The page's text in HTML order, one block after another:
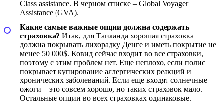
Сlass assistance. В черном списке – Global Voyager
Assistance (GVA).
Какие самые важные опции должна содержать
страховка? Итак, для Таиланда хорошая страховка
должна покрывать лихорадку Денге и иметь покрытие не
менее 50 000$. Ковид сейчас входит во все страховки,
поэтому с этим проблем нет. Еще неплохо, если полис
покрывает купирование аллергических реакций и
хронических заболеваний. Если еще входят солнечные
ожоги – это совсем хорошо, но таких страховок мало.
Остальные опции во всех страховках одинаковые.